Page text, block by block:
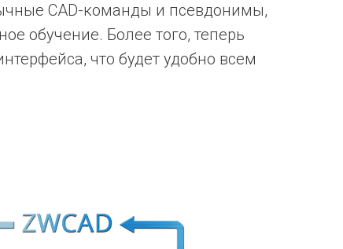
CAD-команды и псевдонимы,
обучение. Более того, теперь
что будет удобно всем